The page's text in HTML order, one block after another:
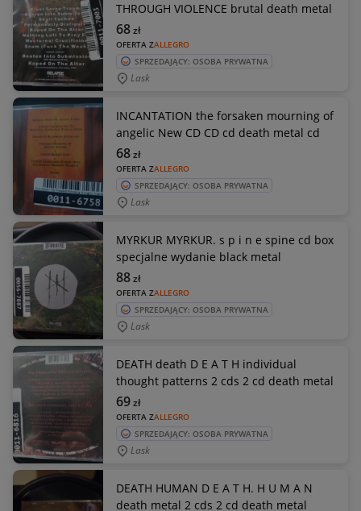
THROUGH VIOLENCE brutal death metal
OFERTA ZALLEGRO
68zł
SPRZEDAJĄCY: OSOBA PRYWATNA
Lask
INCANTATION the forsaken mourning of
angelic New CD CD cd death metal cd
OFERTA ZALLEGRO
68zł
SPRZEDAJĄCY: OSOBA PRYWATNA
Lask
MYRKUR MYRKUR. s p i n e spine cd box
specjalne wydanie black metal
OFERTA ZALLEGRO
88zł
SPRZEDAJĄCY: OSOBA PRYWATNA
Lask
DEATH death D E A T H individual
thought patterns 2 cds 2 cd death metal
OFERTA ZALLEGRO
69zł
SPRZEDAJĄCY: OSOBA PRYWATNA
Lask
DEATH HUMAN D E A T H. H U M A N
death metal 2 cds 2 cd death metal